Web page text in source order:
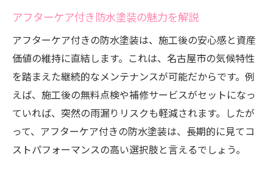
アフターケア付き防水塗装の魅力を解説
アフターケア付きの防水塗装は、施工後の安心感と資産
価値の維持に直結します。これは、名古屋市の気候特性
を踏まえた継続的なメンテナンスが可能だからです。例
えば、施工後の無料点検や補修サービスがセットになっ
ていれば、突然の雨漏りリスクも軽減されます。したが
って、アフターケア付きの防水塗装は、長期的に見てコ
ストパフォーマンスの高い選択肢と言えるでしょう。